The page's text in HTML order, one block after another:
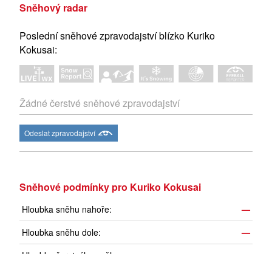
Sněhový radar
Poslední sněhové zpravodajství blízko Kuriko
Kokusai:
Žádné čerstvé sněhové zpravodajství
Odeslat zpravodajství
Sněhové podmínky pro Kuriko Kokusai
Hloubka sněhu nahoře:
—
Hloubka sněhu dole:
—